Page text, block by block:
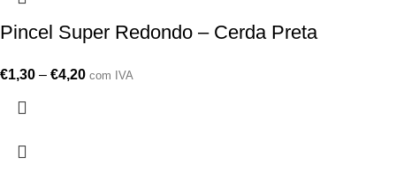
Pincel Super Redondo – Cerda Preta
€1,30 – €4,20 com IVA